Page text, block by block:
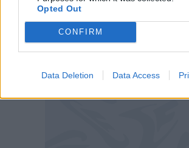
Opted Out
CONFIRM
Data Deletion Data Access